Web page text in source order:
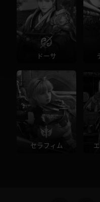
ドーサ
セラフィム